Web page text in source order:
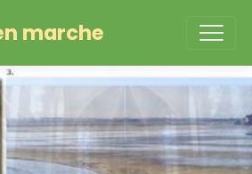
marche